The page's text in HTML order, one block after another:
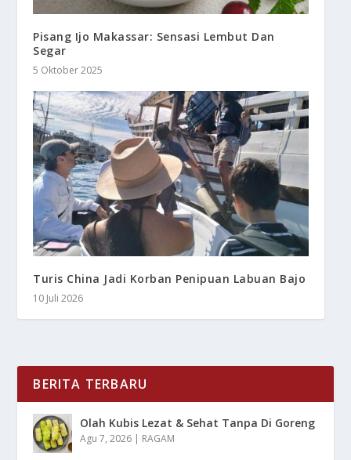
Pisang Ijo Makassar: Sensasi Lembut Dan
Segar
5 Oktober 2025
Turis China Jadi Korban Penipuan Labuan Bajo
10 Juli 2026
BERITA TERBARU
Olah Kubis Lezat & Sehat Tanpa Di Goreng
Agu 7, 2026 | RAGAM